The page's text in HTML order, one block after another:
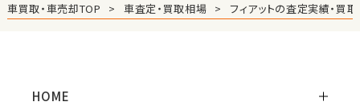
車買取・車売却TOP 車査定・買取相場 フィアットの査定実績・買
HOME